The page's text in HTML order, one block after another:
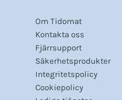
Om Tidomat
Kontakta oss
Fjärrsupport
Säkerhetsprodukter
Integritetspolicy
Cookiepolicy